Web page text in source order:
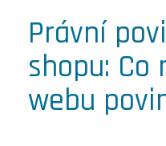
Právní
shopu: Co
webu